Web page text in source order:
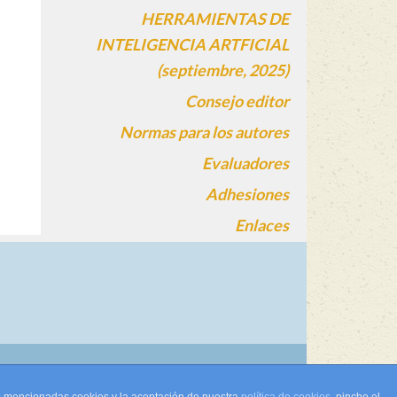
HERRAMIENTAS DE
INTELIGENCIA ARTFICIAL
(septiembre, 2025)
Consejo editor
Normas para los autores
Evaluadores
Adhesiones
Enlaces